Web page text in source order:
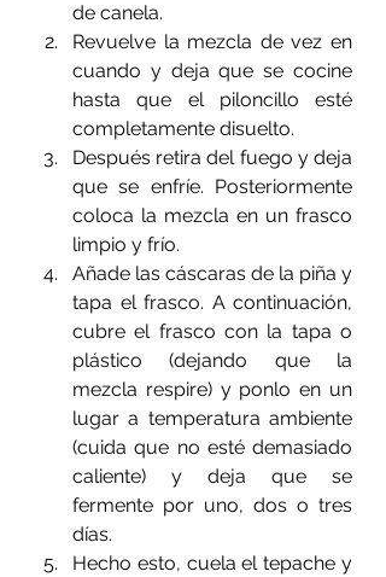
de canela.
Revuelve la mezcla de vez en
cuando y deja que se cocine
hasta que el piloncillo esté
completamente disuelto.
Después retira del fuego y deja
que se enfríe. Posteriormente
coloca la mezcla en un frasco
limpio y frío.
Añade las cáscaras de la piña y
tapa el frasco. A continuación,
cubre el frasco con la tapa o
plástico (dejando que la
mezcla respire) y ponlo en un
lugar a temperatura ambiente
(cuida que no esté demasiado
caliente) y deja que se
fermente por uno, dos o tres
días.
Hecho esto, cuela el tepache y